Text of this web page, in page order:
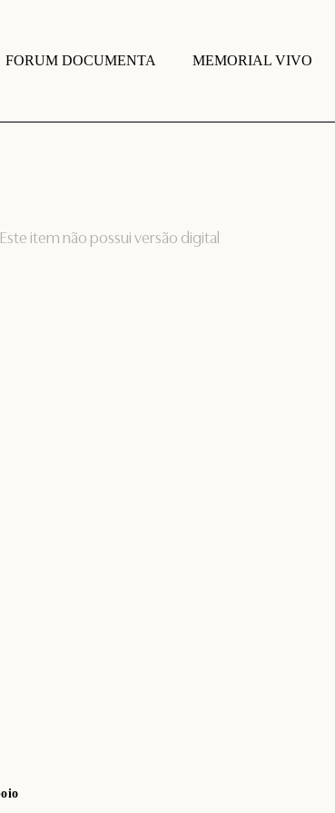
FORUM DOCUMENTA MEMORIAL VIVO
Este item não possui versão digital